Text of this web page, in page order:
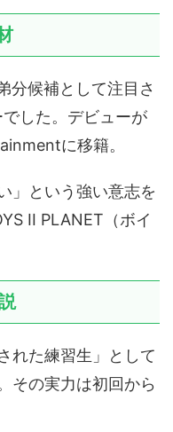
分候補として注目さ
した。デビューが
に移籍。
」という強い意志を
II PLANET（ボイ
れた練習生」として
その実力は初回から